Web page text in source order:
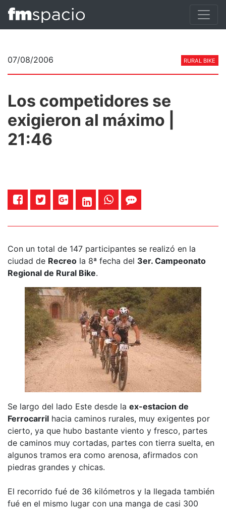
07/08/2006 RURAL BIKE
Los competidores se
exigieron al máximo |
21:46
Con un total de 147 participantes se realizó en la
ciudad de Recreo la 8ª fecha del 3er. Campeonato
Regional de Rural Bike.
Se largo del lado Este desde la ex-estacion de
Ferrocarril hacia caminos rurales, muy exigentes por
cierto, ya que hubo bastante viento y fresco, partes
de caminos muy cortadas, partes con tierra suelta, en
algunos tramos era como arenosa, afirmados con
piedras grandes y chicas.
El recorrido fué de 36 kilómetros y la llegada también
fué en el mismo lugar con una manga de casi 300